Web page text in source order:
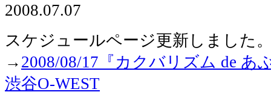
2008.07.07
スケジュールページ更新しました
→ 2008/08/17『カクバリズム de あ
渋谷O-WEST